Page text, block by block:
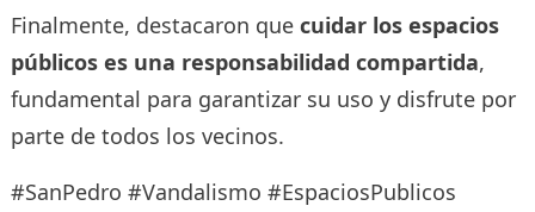
Finalmente, destacaron que cuidar los espacios
públicos es una responsabilidad compartida,
fundamental para garantizar su uso y disfrute por
parte de todos los vecinos.
#SanPedro #Vandalismo #EspaciosPublicos